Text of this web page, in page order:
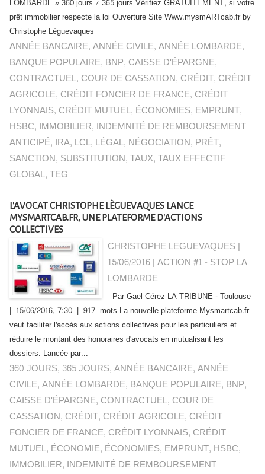
LOMBARDE » 360 jours ≠ 365 jours Vérifiez GRATUITEMENT, si votre
prêt immobilier respecte la loi Ouverture Site Www.mysmARTcab.fr by
Christophe Lèguevaques
ANNÉE BANCAIRE,ANNÉE CIVILE,ANNÉE LOMBARDE,
BANQUE POPULAIRE, BNP, CAISSE D'ÉPARGNE,
CONTRACTUEL, COUR DE CASSATION, CRÉDIT, CRÉDIT
AGRICOLE, CRÉDIT FONCIER DE FRANCE, CRÉDIT
LYONNAIS, CRÉDIT MUTUEL, ÉCONOMIES, EMPRUNT,
HSBC, IMMOBILIER, INDEMNITÉ DE REMBOURSEMENT
ANTICIPÉ, IRA, LCL, LÉGAL, NÉGOCIATION, PRÊT,
SANCTION, SUBSTITUTION,TAUX,TAUX EFFECTIF
GLOBAL,TEG
L'AVOCAT CHRISTOPHE LÈGUEVAQUES LANCE
MYSMARTCAB.FR, UNE PLATEFORME D'ACTIONS
COLLECTIVES
CHRISTOPHE LEGUEVAQUES |
15/06/2016|ACTION #1 - STOP LA
LOMBARDE
Par Gael Cérez LA TRIBUNE - Toulouse
| 15/06/2016, 7:30 | 917 mots La nouvelle plateforme Mysmartcab.fr
veut faciliter l'accès aux actions collectives pour les particuliers et
réduire le montant des honoraires d'avocats en mutualisant les
dossiers. Lancée par...
360 JOURS, 365 JOURS,ANNÉE BANCAIRE,ANNÉE
CIVILE,ANNÉE LOMBARDE, BANQUE POPULAIRE, BNP,
CAISSE D'ÉPARGNE, CONTRACTUEL, COUR DE
CASSATION, CRÉDIT, CRÉDIT AGRICOLE, CRÉDIT
FONCIER DE FRANCE, CRÉDIT LYONNAIS, CRÉDIT
MUTUEL, ÉCONOMIE, ÉCONOMIES, EMPRUNT, HSBC,
IMMOBILIER, INDEMNITÉ DE REMBOURSEMENT